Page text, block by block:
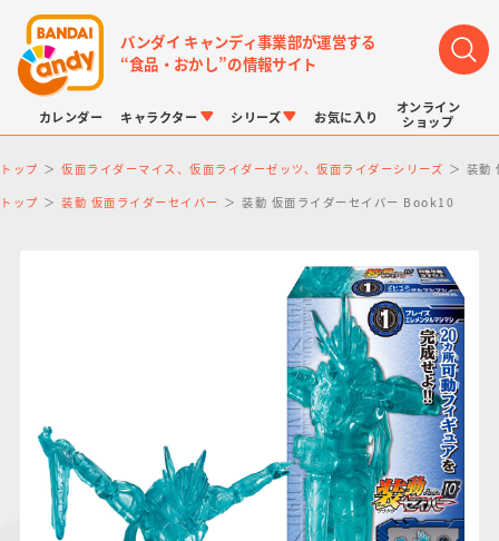
バンダイ キャンディ事業部が運営する
“食品・おかし”の情報サイト
カレンダー キャラクター
仮面ライダーシリー
プリキュアシリーズ
ガンダムシリーズ
ドラゴンボール
アンパンマン たまご
シリーズ
キャラパキ
にふぉるめーしょん
＆スクエアシール
ポケモンキッズ
ポケモンスケールワ
ールド
お気に入り
オンライン
ショップ
トップ 仮面ライダーマイス、仮面ライダーゼッツ、仮面ライダーシリーズ 装動
トップ 装動 仮面ライダーセイバー 装動 仮面ライダーセイバー Book10